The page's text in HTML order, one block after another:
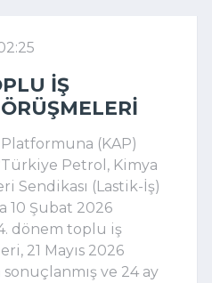
IŞ
(KAP)
Petrol, Kimya
Sendikası (Lastik-İş)
10 Şubat 2026
dönem toplu iş
21 Mayıs 2026
ve 24 ay